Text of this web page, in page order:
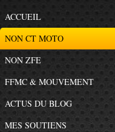
ACCUEIL
NON CT MOTO
NON ZFE
FFMC & MOUVEMENT
ACTUS DU BLOG
MES SOUTIENS